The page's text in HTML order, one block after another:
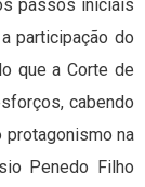
passos iniciais
participação do
que a Corte de
cabendo
protagonismo na
Penedo Filho